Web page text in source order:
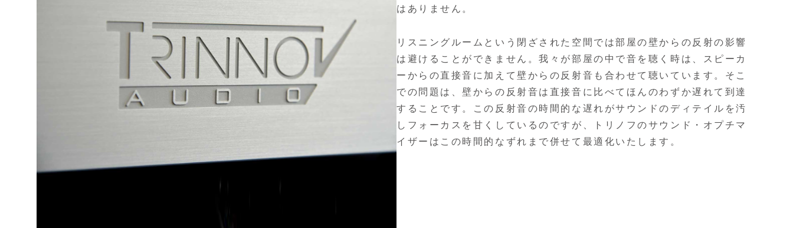
はありません。
リスニングルームという閉ざされた空間では部屋の壁からの反射の影響
は避けることができません。我々が部屋の中で音を聴く時は、スピーカ
ーからの直接音に加えて壁からの反射音も合わせて聴いています。そこ
での問題は、壁からの反射音は直接音に比べてほんのわずか遅れて到達
することです。この反射音の時間的な遅れがサウンドのディテイルを汚
しフォーカスを甘くしているのですが、トリノフのサウンド・オプチマ
イザーはこの時間的なずれまで併せて最適化いたします。